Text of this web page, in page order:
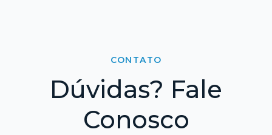
CONTATO
Dúvidas? Fale
Conosco